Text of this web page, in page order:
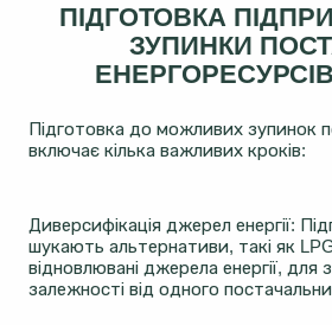
ПІДГОТОВКА
ЗУПИНКИ
ЕНЕРГОРЕСУРСІВ
Підготовка до можливих зупинок
включає кілька важливих кроків:
Диверсифікація джерел енергії:
шукають альтернативи, такі як
відновлювані джерела енергії, для
залежності від одного